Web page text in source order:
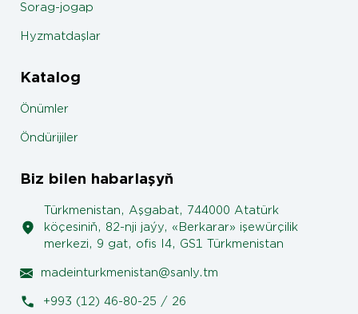
Sorag-jogap
Hyzmatdaşlar
Katalog
Önümler
Öndürijiler
Biz bilen habarlaşyň
Türkmenistan, Aşgabat, 744000 Atatürk
köçesiniň, 82-nji jaýy, «Berkarar» işewürçilik
merkezi, 9 gat, ofis I4, GS1 Türkmenistan
madeinturkmenistan@sanly.tm
+993 (12) 46-80-25 / 26